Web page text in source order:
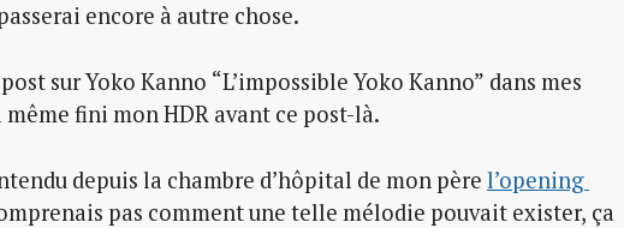
encore à autre chose.
sur Yoko Kanno “L’impossible Yoko Kanno” dans mes
fini mon HDR avant ce post-là.
depuis la chambre d’hôpital de mon père l’opening
pas comment une telle mélodie pouvait exister, ça